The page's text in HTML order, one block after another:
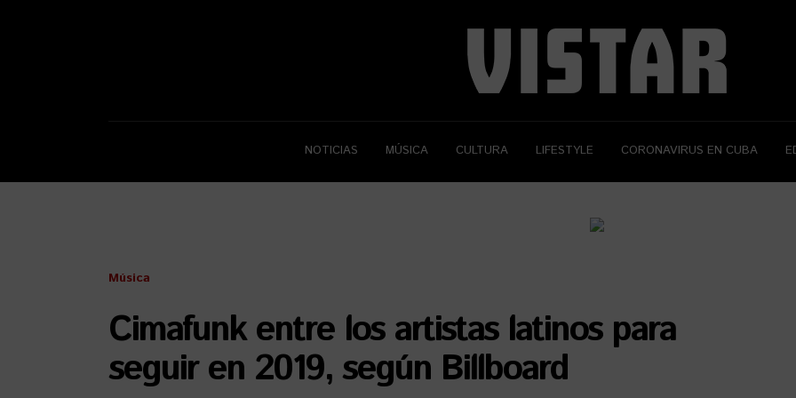
NOTICIAS MÚSICA CULTURA LIFESTYLE CORONAVIRUS EN CUBA
Música
Cimafunk entre los artistas latinos para
seguir en 2019, según Billboard